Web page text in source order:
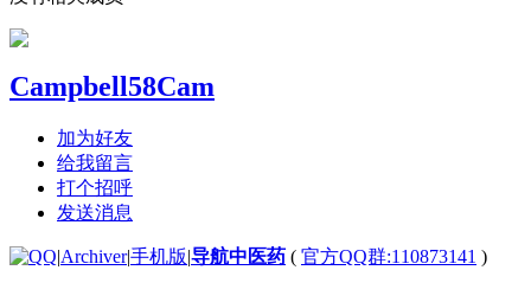
Campbell58Cam
加为好友
给我留言
打个招呼
发送消息
|Archiver|手机版|导航中医药 ( 官方QQ群:110873141 )